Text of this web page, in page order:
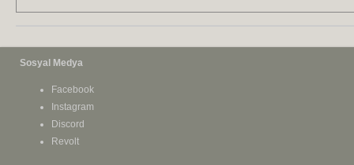
Sosyal Medya
Facebook
Instagram
Discord
Revolt